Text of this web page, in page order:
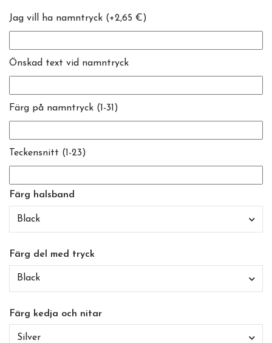
Jag vill ha namntryck (+2,65 €)
Önskad text vid namntryck
Färg på namntryck (1-31)
Teckensnitt (1-23)
Färg halsband
Black
Färg del med tryck
Black
Färg kedja och nitar
Silver